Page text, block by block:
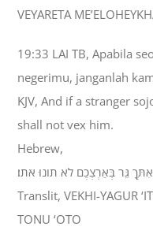
VEYARETA
19:33 LAI TB, Apabila
negerimu, janganlah
KJV, And if a stranger
shall not vex him.
Hebrew,
אִתְּךָ גֵּר בְּאַרְצְכֶם לֹא תֹונוּ אֹתֹו׃
Translit, VEKHI-YAGUR
TONU ‘OTO